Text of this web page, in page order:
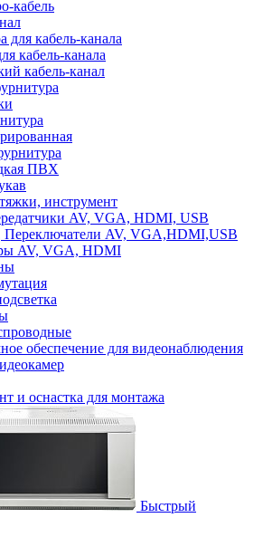
кабель
для кабель-канала
кабель-канала
кабель-канал
ПВХ
инструмент
AV, VGA, HDMI, USB
Переключатели AV, VGA,HDMI,USB
AV, VGA, HDMI
обеспечение для видеонаблюдения
и оснастка для монтажа
Быстрый